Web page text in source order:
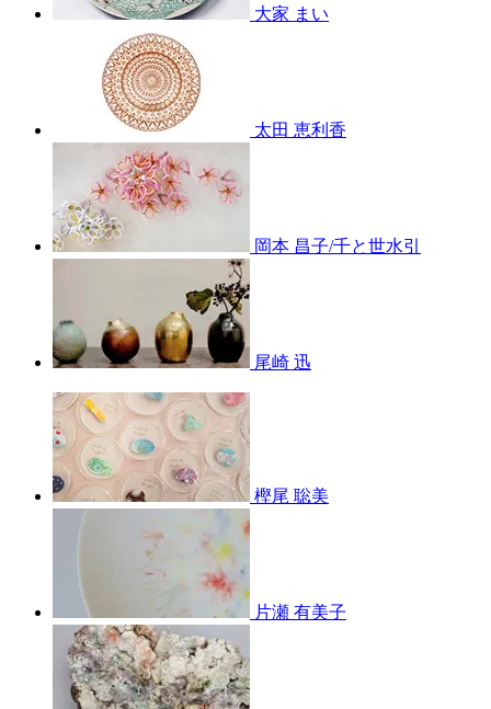
大家 まい
太田 恵利香
岡本 昌子/千と世水引
尾崎 迅
樫尾 聡美
片瀬 有美子